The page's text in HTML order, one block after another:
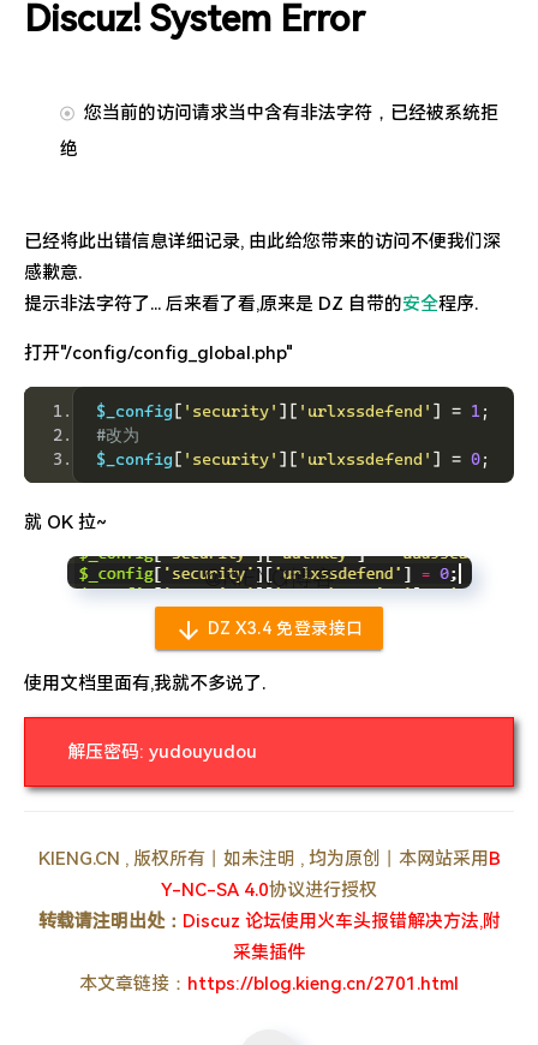
Discuz! System Error
您当前的访问请求当中含有非法字符，已经被系统拒
绝
已经将此出错信息详细记录, 由此给您带来的访问不便我们深
感歉意.
提示非法字符了... 后来看了看,原来是 DZ 自带的安全程序.
打开"/config/config_global.php"
$_config [ 'security' ][ 'urlxssdefend' ] = 1 ;
#改为
$_config [ 'security' ][ 'urlxssdefend' ] = 0;
就 OK 拉~
 DZ X3.4 免登录接口
使用文档里面有,我就不多说了.
解压密码: yudouyudou
KIENG.CN , 版权所有丨如未注明 , 均为原创丨本网站采用 B
Y-NC-SA 4.0协议进行授权
转载请注明出处： Discuz 论坛使用火车头报错解决方法,附
采集插件
本文章链接： https://blog.kieng.cn/2701.html